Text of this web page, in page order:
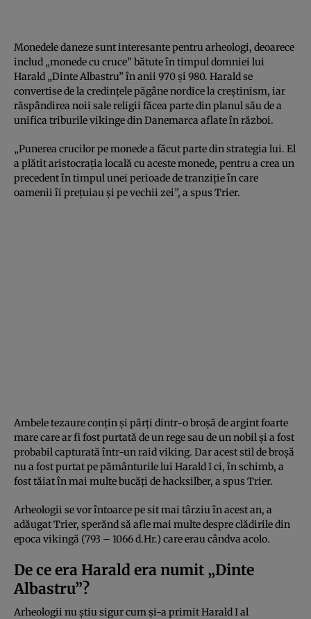
Monedele daneze sunt interesante pentru arheologi, deoarece
includ „monede cu cruce” bătute în timpul domniei lui
Harald „Dinte Albastru” în anii 970 și 980. Harald se
convertise de la credințele păgâne nordice la creștinism, iar
răspândirea noii sale religii făcea parte din planul său de a
unifica triburile vikinge din Danemarca aflate în război.
„Punerea crucilor pe monede a făcut parte din strategia lui. El
a plătit aristocrația locală cu aceste monede, pentru a crea un
precedent în timpul unei perioade de tranziție în care
oamenii îi prețuiau și pe vechii zei”, a spus Trier.
Ambele tezaure conțin și părți dintr-o broșă de argint foarte
mare care ar fi fost purtată de un rege sau de un nobil și a fost
probabil capturată într-un raid viking. Dar acest stil de broșă
nu a fost purtat pe pământurile lui Harald I ci, în schimb, a
fost tăiat în mai multe bucăți de hacksilber, a spus Trier.
Arheologii se vor întoarce pe sit mai târziu în acest an, a
adăugat Trier, sperănd să afle mai multe despre clădirile din
epoca vikingă (793 – 1066 d.Hr.) care erau cândva acolo.
De ce era Harald era numit „Dinte
Albastru”?
Arheologii nu știu sigur cum și-a primit Harald I al